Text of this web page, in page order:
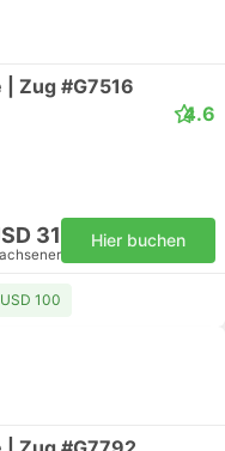
Zug #G7516
4.6
31 Hier buchen
100